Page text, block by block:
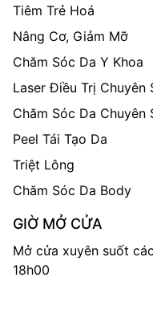
Tiêm Trẻ Hoá
Nâng Cơ, Giảm Mỡ
Chăm Sóc Da Y Khoa
Laser Điều Trị Chuyên
Chăm Sóc Da Chuyên
Peel Tái Tạo Da
Triệt Lông
Chăm Sóc Da Body
GIỜ MỞ CỬA
Mở cửa xuyên suốt
18h00